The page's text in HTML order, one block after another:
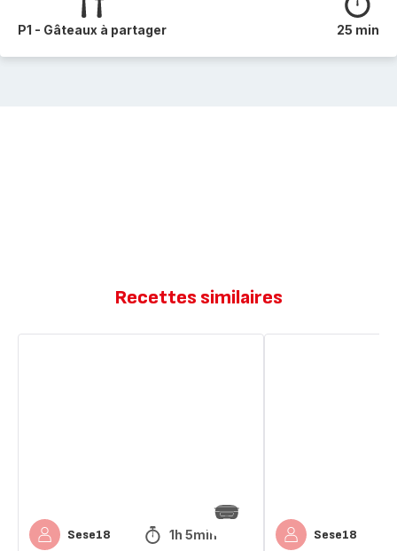
P1 - Gâteaux à partager 25 min
Recettes similaires
Sese18 1h 5min Sese18